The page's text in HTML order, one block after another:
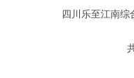
四川乐至江南综